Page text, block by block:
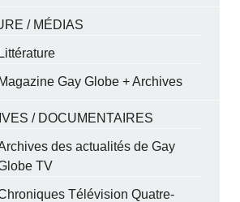
/ MÉDIAS
Littérature
Magazine Gay Globe + Archives
/ DOCUMENTAIRES
des actualités de Gay
TV
Télévision Quatre-